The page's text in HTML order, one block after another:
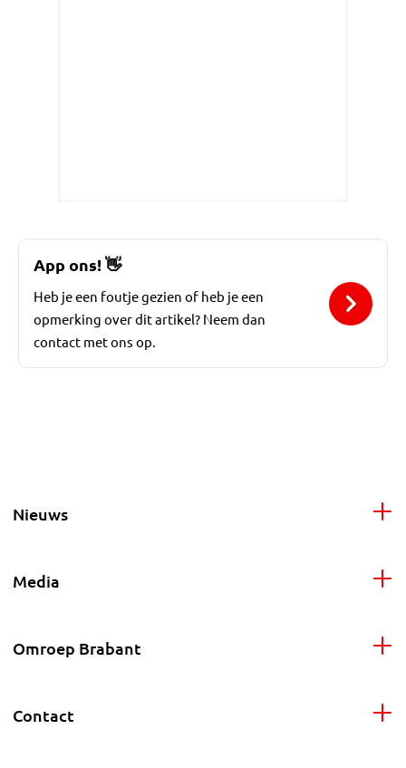
App ons!👋
Heb je een foutje gezien of heb je een
opmerking over dit artikel? Neem dan
contact met ons op.
Nieuws
Media
Omroep Brabant
Contact